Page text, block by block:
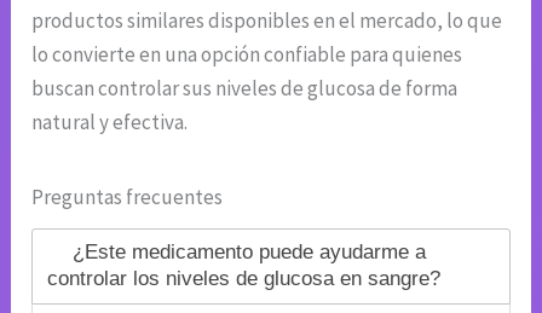
productos similares disponibles en el mercado, lo que
lo convierte en una opción confiable para quienes
buscan controlar sus niveles de glucosa de forma
natural y efectiva.
Preguntas frecuentes
¿Este medicamento puede ayudarme a
controlar los niveles de glucosa en sangre?